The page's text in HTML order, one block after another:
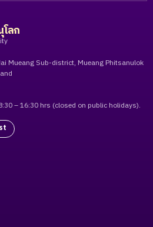
ลก
Mueang Sub-district, Mueang Phitsanulok
– 16:30 hrs (closed on public holidays).